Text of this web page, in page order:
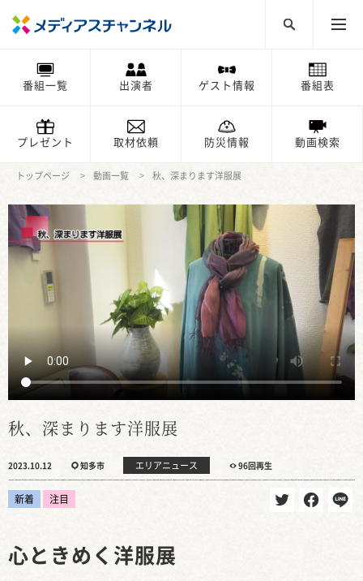
番組一覧 出演者 ゲスト情報 番組表
プレゼント 取材依頼 防災情報 動画検索
トップページ 動画一覧 秋、深まります洋服展
秋、深まります洋服展
2023.10.12 知多市 エリアニュース 96回再生
新着 注目
心ときめく洋服展